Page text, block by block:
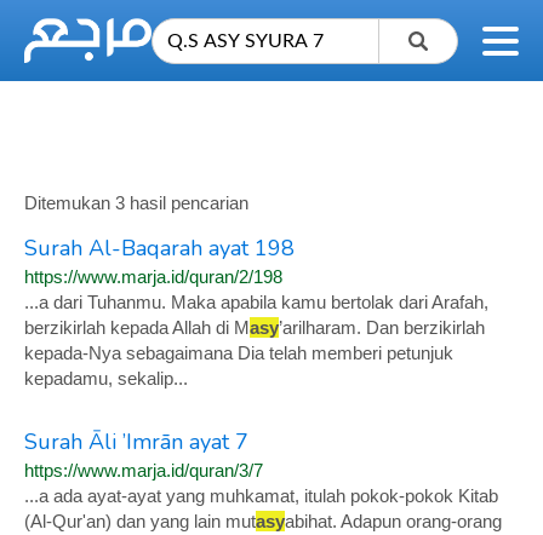
Ditemukan 3 hasil pencarian
Surah Al-Baqarah ayat 198
https://www.marja.id/quran/2/198
...a dari Tuhanmu. Maka apabila kamu bertolak dari Arafah,
berzikirlah kepada Allah di Masy’arilharam. Dan berzikirlah
kepada-Nya sebagaimana Dia telah memberi petunjuk
kepadamu, sekalip...
Surah Āli ’Imrān ayat 7
https://www.marja.id/quran/3/7
...a ada ayat-ayat yang muhkamat, itulah pokok-pokok Kitab
(Al-Qur'an) dan yang lain mutasyabihat. Adapun orang-orang